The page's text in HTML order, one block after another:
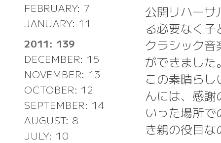
FEBRUARY: 7
JANUARY: 11
2011: 139
DECEMBER: 15
NOVEMBER: 13
OCTOBER: 12
SEPTEMBER: 14
AUGUST: 8
JULY: 10
公開リハー
る必要なく
クラシック
ができました
この素晴ら
んには、感
いった場所
き親の役目